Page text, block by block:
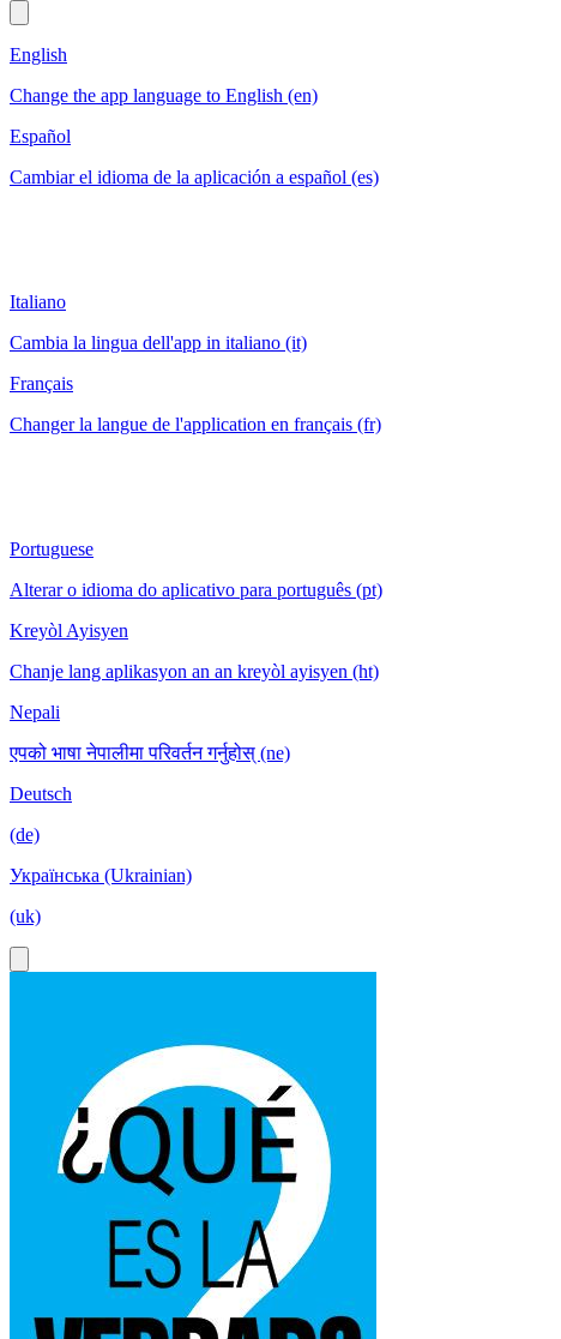
English
Change the app language to English (en)
Español
Cambiar el idioma de la aplicación a español (es)
Italiano
Cambia la lingua dell'app in italiano (it)
Français
Changer la langue de l'application en français (fr)
Portuguese
Alterar o idioma do aplicativo para português (pt)
Kreyòl Ayisyen
Chanje lang aplikasyon an an kreyòl ayisyen (ht)
Nepali
एपको भाषा नेपालीमा परिवर्तन गर्नुहोस् (ne)
Deutsch
(de)
Українська (Ukrainian)
(uk)